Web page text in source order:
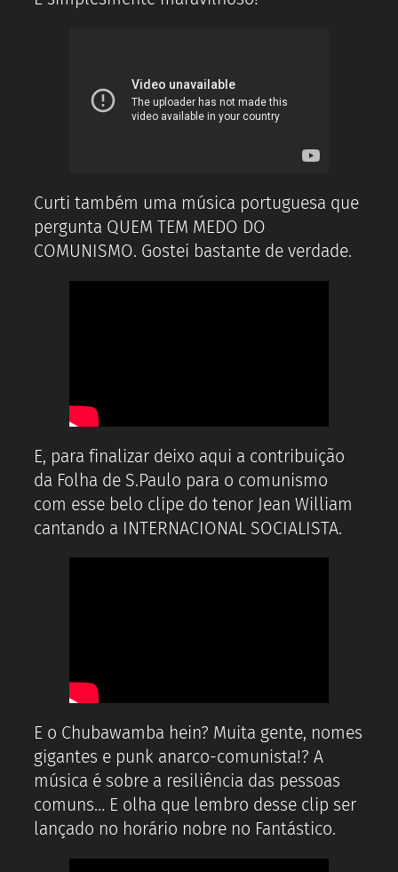
Curti também uma música portuguesa que
pergunta QUEM TEM MEDO DO
COMUNISMO. Gostei bastante de verdade.
E, para finalizar deixo aqui a contribuição
da Folha de S.Paulo para o comunismo
com esse belo clipe do tenor Jean William
cantando a INTERNACIONAL SOCIALISTA.
E o Chubawamba hein? Muita gente, nomes
gigantes e punk anarco-comunista!? A
música é sobre a resiliência das pessoas
comuns… E olha que lembro desse clip ser
lançado no horário nobre no Fantástico.